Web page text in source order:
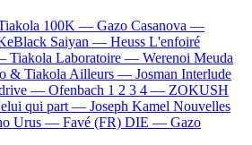
100K — Gazo Casanova —
Saiyan — Heuss L'enfoiré
Tiakola Laboratoire — Werenoi Meuda
& Tiakola Ailleurs — Josman Interlude
— Ofenbach 1 2 3 4 — ZOKUSH
qui part — Joseph Kamel Nouvelles
Urus — Favé (FR) DIE — Gazo